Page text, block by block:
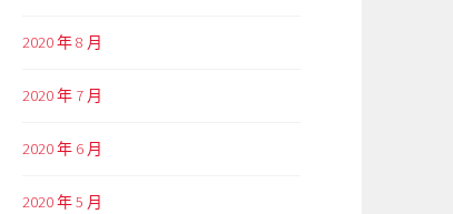
2020 年 8 月
2020 年 7 月
2020 年 6 月
2020 年 5 月